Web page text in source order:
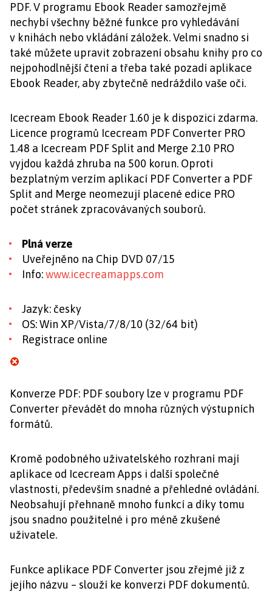
PDF. V programu Ebook Reader samozřejmě
nechybí všechny běžné funkce pro vyhledávání
v knihách nebo vkládání záložek. Velmi snadno si
také můžete upravit zobrazení obsahu knihy pro co
nejpohodlnější čtení a třeba také pozadí aplikace
Ebook Reader, aby zbytečně nedráždilo vaše oči.
Icecream Ebook Reader 1.60 je k dispozici zdarma.
Licence programů Icecream PDF Converter PRO
1.48 a Icecream PDF Split and Merge 2.10 PRO
vyjdou každá zhruba na 500 korun. Oproti
bezplatným verzím aplikací PDF Converter a PDF
Split and Merge neomezují placené edice PRO
počet stránek zpracovávaných souborů.
Plná verze
Uveřejněno na Chip DVD 07/15
Info:www.icecreamapps.com
Jazyk: česky
OS: Win XP/Vista/7/8/10 (32/64 bit)
Registrace online
Konverze PDF: PDF soubory lze v programu PDF
Converter převádět do mnoha různých výstupních
formátů.
Kromě podobného uživatelského rozhraní mají
aplikace od Icecream Apps i další společné
vlastnosti, především snadné a přehledné ovládání.
Neobsahují přehnaně mnoho funkcí a díky tomu
jsou snadno použitelné i pro méně zkušené
uživatele.
Funkce aplikace PDF Converter jsou zřejmé již z
jejího názvu – slouží ke konverzi PDF dokumentů.